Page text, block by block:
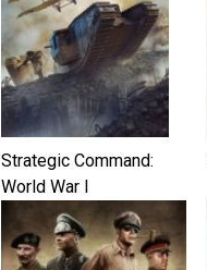
Strategic Command:
World War I